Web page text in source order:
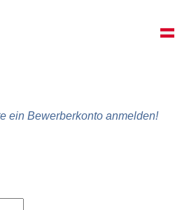
ein Bewerberkonto anmelden!